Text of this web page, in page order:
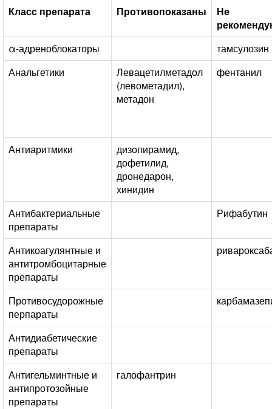
Класс препарата
Противопоказаны
Не
α-адреноблокаторы
тамсулозин
Анальгетики
Левацетилметадол
(левометадил),
метадон
фентанил
Антиаритмики
дизопирамид,
дофетилид,
дронедарон,
хинидин
Антибактериальные
препараты
Рифабутин
Антикоагулянтные и
антитромбоцитарные
препараты
Противосудорожные
перпараты
Антидиабетические
препараты
Антигельминтные и
антипротозойные
препараты
галофантрин